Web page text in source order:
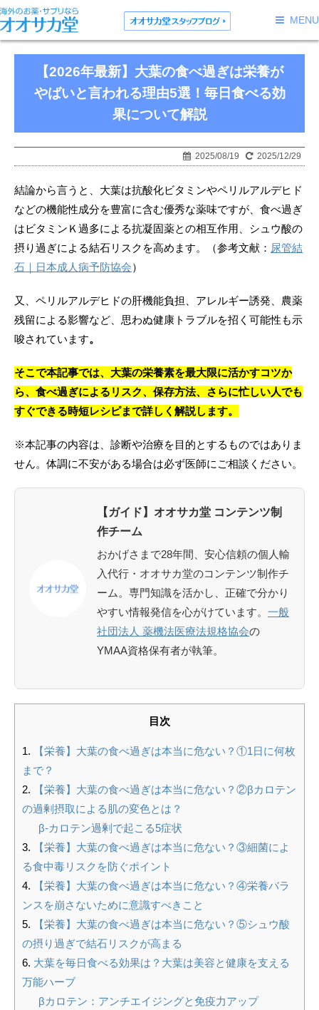
MENU
【2026年最新】大葉の食べ過ぎは栄養が
やばいと言われる理由5選！毎日食べる効
果について解説
2025/08/19 2025/12/29
結論から言うと、大葉は抗酸化ビタミンやペリルアルデヒド
などの機能性成分を豊富に含む優秀な薬味ですが、食べ過ぎ
はビタミンＫ過多による抗凝固薬との相互作用、シュウ酸の
摂り過ぎによる結石リスクを高めます。
（参考文献： 尿管結
石｜日本成人病予防協会）
又、 ペリルアルデヒドの肝機能負担、アレルギー誘発、農薬
残留による影響など、思わぬ健康トラブルを招く可能性も示
唆されています。
そこで本記事では、大葉の栄養素を最大限に活かすコツか
ら、食べ過ぎによるリスク、保存方法、さらに忙しい人でも
すぐできる時短レシピまで詳しく解説します。
※本記事の内容は、診断や治療を目的とするものではありま
せん。体調に不安がある場合は必ず医師にご相談ください。
【ガイド】オオサカ堂 コンテンツ制
作チーム
おかげさまで28年間、安心信頼の個人輸
入代行・オオサカ堂のコンテンツ制作チ
ーム。専門知識を活かし、正確で分かり
やすい情報発信を心がけています。 一般
社団法人 薬機法医療法規格協会の
YMAA資格保有者が執筆。
目次
【栄養】大葉の食べ過ぎは本当に危ない？①1日に何枚
まで？
【栄養】大葉の食べ過ぎは本当に危ない？②βカロテン
の過剰摂取による肌の変色とは？
β-カロテン過剰で起こる5症状
【栄養】大葉の食べ過ぎは本当に危ない？③細菌によ
る食中毒リスクを防ぐポイント
【栄養】大葉の食べ過ぎは本当に危ない？④栄養バラ
ンスを崩さないために意識すべきこと
【栄養】大葉の食べ過ぎは本当に危ない？⑤シュウ酸
の摂り過ぎで結石リスクが高まる
大葉を毎日食べる効果は？大葉は美容と健康を支える
万能ハーブ
βカロテン：アンチエイジングと免疫力アップ